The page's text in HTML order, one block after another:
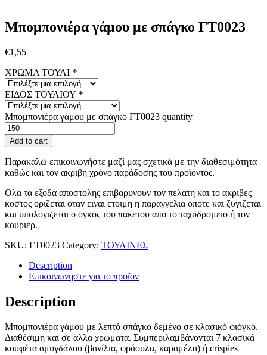
Μπομπονιέρα γάμου με σπάγκο ΓΤ0023
€1,55
ΧΡΩΜΑ ΤΟΥΛΙ *
ΕΙΔΟΣ ΤΟΥΛΙΟΥ *
Μπομπονιέρα γάμου με σπάγκο ΓΤ0023 quantity
Add to cart
Παρακαλώ επικοινωνήστε μαζί μας σχετικά με την διαθεσιμότητα
καθώς και τον ακριβή χρόνο παράδοσης του προϊόντος.
Ολα τα εξοδα αποστολης επιβαρυνουν τον πελατη και το ακριβες
κοστος οριζεται οταν ειναι ετοιμη η παραγγελια οποτε και ζυγιζεται
και υπολογιζεται ο ογκος του πακετου απο το ταχυδρομειο ή τον
κουριερ.
SKU: ΓΤ0023 Category: ΤΟΥΛΙΝΕΣ
Description
Επικοινωνηστε για το προϊoν
Description
Μπομπονιέρα γάμου με λεπτό σπάγκο δεμένο σε κλασικό φιόγκο.
Διαθέσιμη και σε άλλα χρώματα. Συμπεριλαμβάνονται 7 κλασικά
κουφέτα αμυγδάλου (βανίλια, φράουλα, καραμέλα) ή crispies